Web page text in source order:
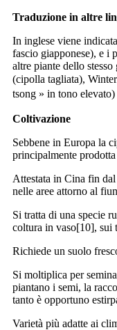
Traduzione in altre
In inglese viene
fascio giapponese), e i
altre piante dello
(cipolla tagliata),
tsong » in tono
Coltivazione
Sebbene in Europa la
principalmente
Attestata in Cina fin
nelle aree attorno al
Si tratta di una specie
coltura in vaso[10], sui
Richiede un suolo
Si moltiplica per
piantano i semi, la
tanto è opportuno
Varietà più adatte ai